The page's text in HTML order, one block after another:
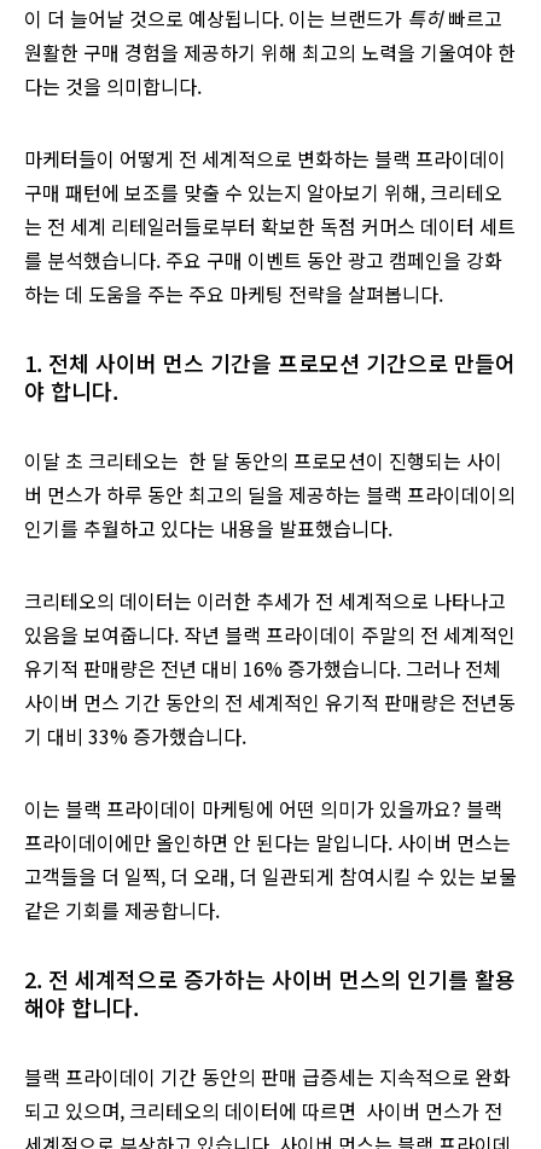
이 더 늘어날 것으로 예상됩니다. 이는 브랜드가 특히빠르고
원활한 구매 경험을 제공하기 위해 최고의 노력을 기울여야 한
다는 것을 의미합니다.
마케터들이 어떻게 전 세계적으로 변화하는 블랙 프라이데이
구매 패턴에 보조를 맞출 수 있는지 알아보기 위해, 크리테오
는 전 세계 리테일러들로부터 확보한 독점 커머스 데이터 세트
를 분석했습니다. 주요 구매 이벤트 동안 광고 캠페인을 강화
하는 데 도움을 주는 주요 마케팅 전략을 살펴봅니다.
1. 전체 사이버 먼스 기간을 프로모션 기간으로 만들어
야 합니다.
이달 초 크리테오는 한 달 동안의 프로모션이 진행되는 사이
버 먼스가 하루 동안 최고의 딜을 제공하는 블랙 프라이데이의
인기를 추월하고 있다는 내용을 발표했습니다.
크리테오의 데이터는 이러한 추세가 전 세계적으로 나타나고
있음을 보여줍니다. 작년 블랙 프라이데이 주말의 전 세계적인
유기적 판매량은 전년 대비 16% 증가했습니다. 그러나 전체
사이버 먼스 기간 동안의 전 세계적인 유기적 판매량은 전년동
기 대비 33% 증가했습니다.
이는 블랙 프라이데이 마케팅에 어떤 의미가 있을까요? 블랙
프라이데이에만 올인하면 안 된다는 말입니다. 사이버 먼스는
고객들을 더 일찍, 더 오래, 더 일관되게 참여시킬 수 있는 보물
같은 기회를 제공합니다.
2. 전 세계적으로 증가하는 사이버 먼스의 인기를 활용
해야 합니다.
블랙 프라이데이 기간 동안의 판매 급증세는 지속적으로 완화
되고 있으며, 크리테오의 데이터에 따르면 사이버 먼스가 전